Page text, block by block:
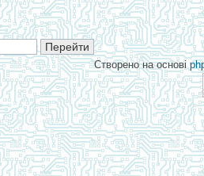
Створено на основі